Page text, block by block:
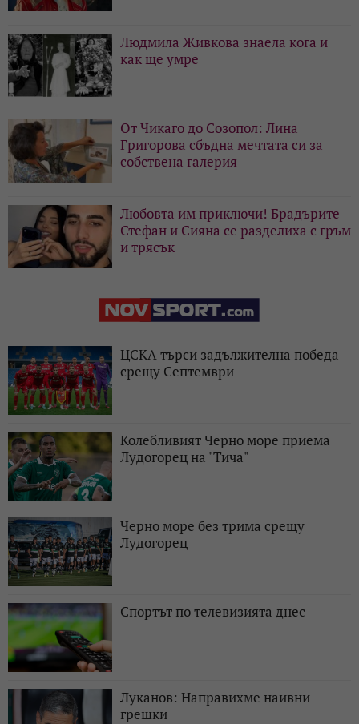
Людмила Живкова знаела кога и
как ще умре
От Чикаго до Созопол: Лина
Григорова сбъдна мечтата си за
собствена галерия
Любовта им приключи! Брадърите
Стефан и Сияна се разделиха с гръм
и трясък
ЦСКА търси задължителна победа
срещу Септември
Колебливият Черно море приема
Лудогорец на "Тича"
Черно море без трима срещу
Лудогорец
Спортът по телевизията днес
Луканов: Направихме наивни
грешки